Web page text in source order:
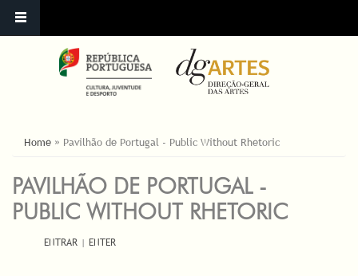
ESTÁ AQUI
Home » Pavilhão de Portugal - Public Without Rhetoric
PAVILHÃO DE PORTUGAL -
PUBLIC WITHOUT RHETORIC
ENTRAR | ENTER